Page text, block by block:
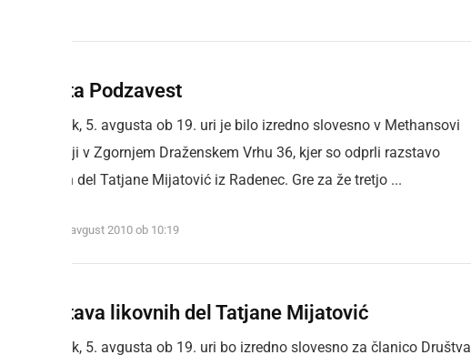
Odprta Podzavest
V četrtek, 5. avgusta ob 19. uri je bilo izredno slovesno v Methansovi
domačiji v Zgornjem Draženskem Vrhu 36, kjer so odprli razstavo
likovnih del Tatjane Mijatović iz Radenec. Gre za že tretjo ...
petek, 6. avgust 2010 ob 10:19
Razstava likovnih del Tatjane Mijatović
V četrtek, 5. avgusta ob 19. uri bo izredno slovesno za članico Društva